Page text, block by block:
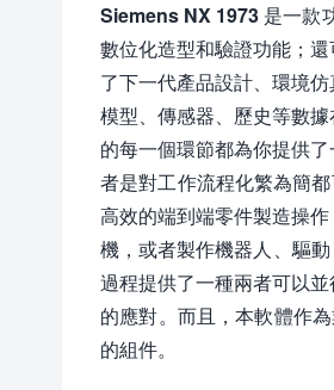
Siemens NX 1973 是一款
數位化造型和驗證功能；
了下一代產品設計、環境
模型、傳感器、歷史等數
的每一個環節都為你提供
者是對工作流程化繁為簡
高效的端到端零件製造操
機，或者製作機器人、驅
過程提供了一種兩者可以
的應對。而且，本軟體作
的組件。